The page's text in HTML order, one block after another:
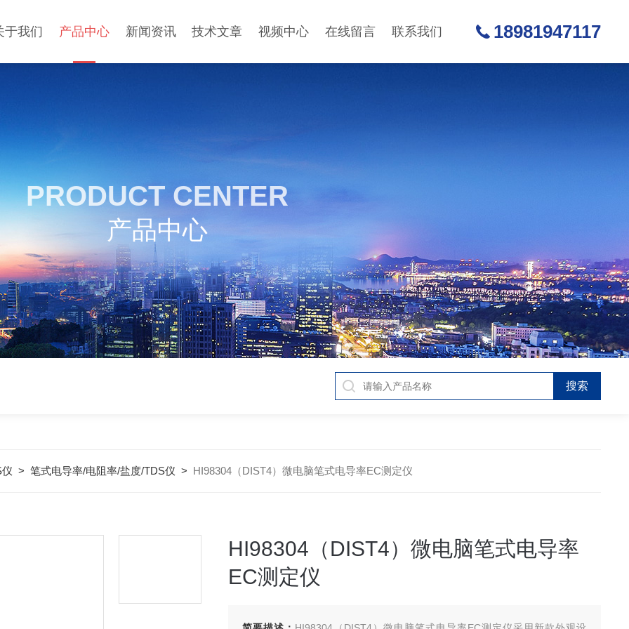
于我们 产品中心 新闻资讯 技术文章 视频中心 在线留言 联系我们 18981947117
PRODUCT CENTER
产品中心
>笔式电导率/电阻率/盐度/TDS仪 > HI98304（DIST4）微电脑笔式电导率EC测定仪
HI98304（DIST4）微电脑笔式电导率
EC测定仪